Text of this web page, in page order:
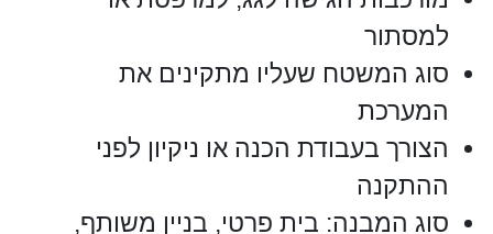
למסתור
סוג המשטח שעליו מתקינים את
המערכת
הצורך בעבודת הכנה או ניקיון לפני
ההתקנה
סוג המבנה: בית פרטי, בניין משותף,